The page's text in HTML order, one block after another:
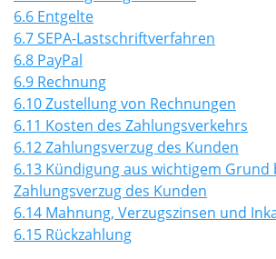
6.6 Entgelte
6.7 SEPA-Lastschriftverfahren
6.8 PayPal
6.9 Rechnung
6.10 Zustellung von Rechnungen
6.11 Kosten des Zahlungsverkehrs
6.12 Zahlungsverzug des Kunden
6.13 Kündigung aus wichtigem Grund
Zahlungsverzug des Kunden
6.14 Mahnung, Verzugszinsen und
6.15 Rückzahlung